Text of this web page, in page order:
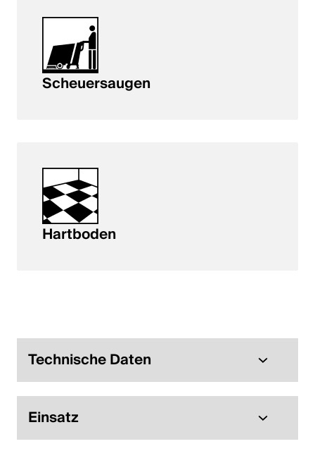
Scheuersaugen
Hartboden
Technische Daten
Einsatz